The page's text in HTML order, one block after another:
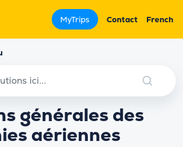
MyTrips Contact French
générales des
aériennes